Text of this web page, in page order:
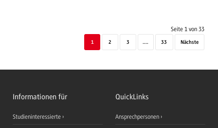
Seite 1 von 33
1 2 3 .... 33 Nächste
Informationen für
Studieninteressierte
QuickLinks
Ansprechpersonen